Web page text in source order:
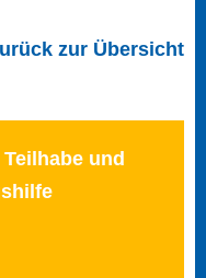
zur Übersicht
und